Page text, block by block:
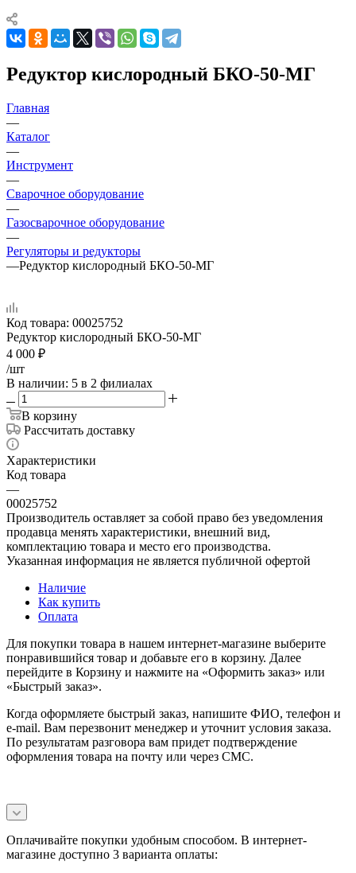
Редуктор кислородный БКО-50-МГ
Главная
—
Каталог
—
Инструмент
—
Сварочное оборудование
—
Газосварочное оборудование
—
Регуляторы и редукторы
—Редуктор кислородный БКО-50-МГ
Код товара: 00025752
Редуктор кислородный БКО-50-МГ
4 000 ₽
/шт
В наличии: 5 в 2 филиалах
В корзину
Рассчитать доставку
Характеристики
Код товара
—
00025752
Производитель оставляет за собой право без уведомления
продавца менять характеристики, внешний вид,
комплектацию товара и место его производства.
Указанная информация не является публичной офертой
Наличие
Как купить
Оплата
Для покупки товара в нашем интернет-магазине выберите
понравившийся товар и добавьте его в корзину. Далее
перейдите в Корзину и нажмите на «Оформить заказ» или
«Быстрый заказ».
Когда оформляете быстрый заказ, напишите ФИО, телефон и
e-mail. Вам перезвонит менеджер и уточнит условия заказа.
По результатам разговора вам придет подтверждение
оформления товара на почту или через СМС.
Оплачивайте покупки удобным способом. В интернет-
магазине доступно 3 варианта оплаты: